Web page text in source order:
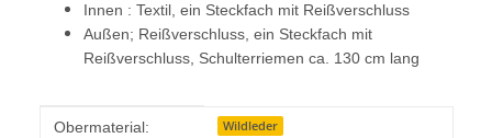
Innen : Textil, ein Steckfach mit Reißverschluss
Außen; Reißverschluss, ein Steckfach mit
Reißverschluss, Schulterriemen ca. 130 cm lang
Produkteigenschaft
Wert
Obermaterial: Wildleder